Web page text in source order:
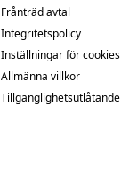
Frånträd avtal
Integritetspolicy
Inställningar för cookies
Allmänna villkor
Tillgänglighetsutlåtande